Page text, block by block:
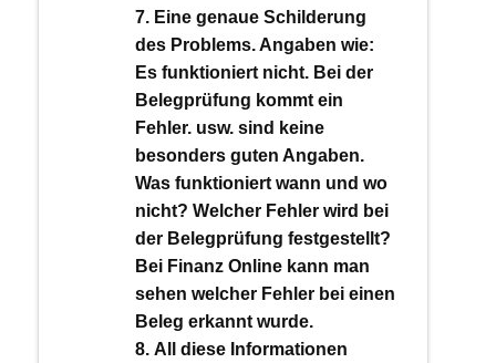
Eine genaue Schilderung
des Problems. Angaben wie:
Es funktioniert nicht. Bei der
Belegprüfung kommt ein
Fehler. usw. sind keine
besonders guten Angaben.
Was funktioniert wann und wo
nicht? Welcher Fehler wird bei
der Belegprüfung festgestellt?
Bei Finanz Online kann man
sehen welcher Fehler bei einen
Beleg erkannt wurde.
All diese Informationen